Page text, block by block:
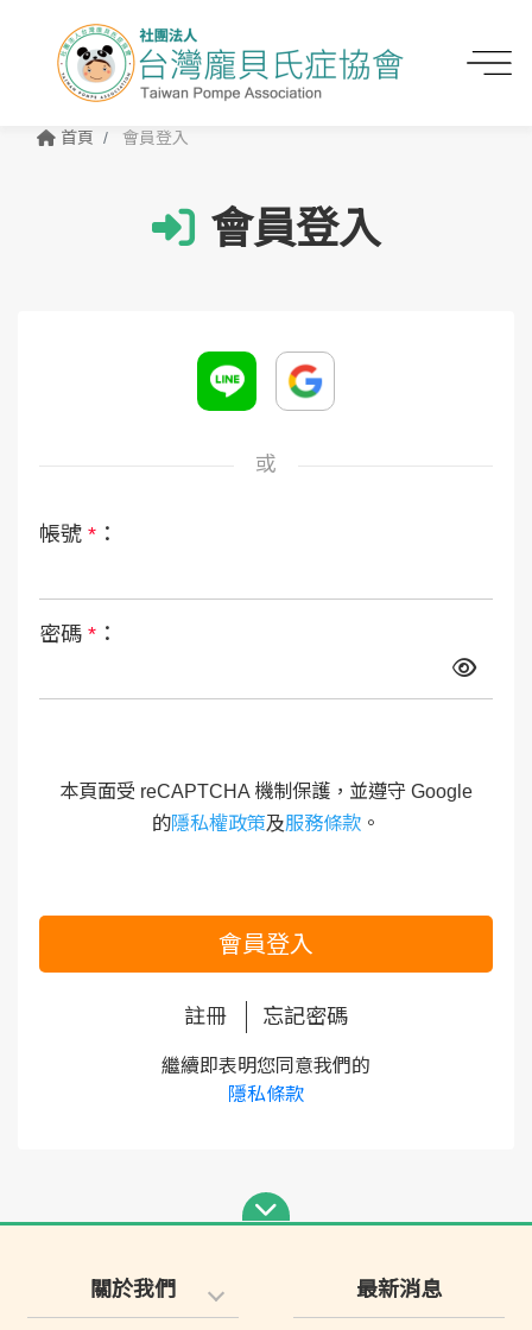
首頁 會員登入
會員登入
或
帳號 * ：
密碼 * ：
本頁面受 reCAPTCHA 機制保護，並遵守 Google
的隱私權政策及服務條款 。
會員登入
註冊 忘記密碼
繼續即表明您同意我們的
隱私條款
關於我們 最新消息